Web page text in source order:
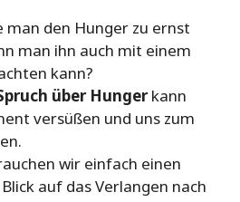
man den Hunger zu ernst
man ihn auch mit einem
kann?
über Hungerkann
versüßen und uns zum
wir einfach einen
auf das Verlangen nach